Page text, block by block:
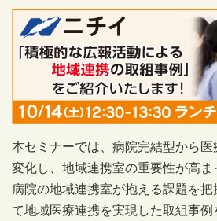
本セミナーでは、病院完結型から
変化し、地域連携室の重要性が高ま
病院の地域連携室が抱える課題を
て地域医療連携を実現した取組事例